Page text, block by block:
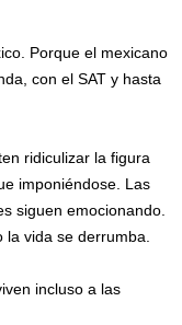
Porque el mexicano
con el SAT y hasta
ridiculizar la figura
imponiéndose. Las
siguen emocionando.
vida se derrumba.
incluso a las